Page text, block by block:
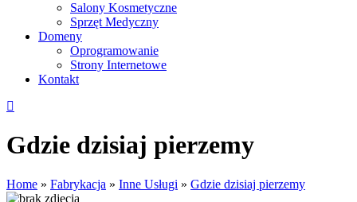
Salony Kosmetyczne
Sprzęt Medyczny
Domeny
Oprogramowanie
Strony Internetowe
Kontakt
Gdzie dzisiaj pierzemy
Home » Fabrykacja » Inne Usługi » Gdzie dzisiaj pierzemy